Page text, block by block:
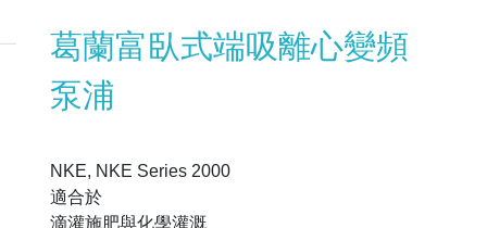
葛蘭富臥式端吸離心變頻
泵浦
NKE, NKE Series 2000
適合於
滴灌施肥與化學灌溉